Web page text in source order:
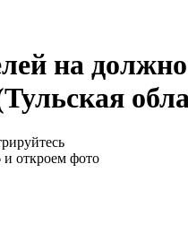
на
откроем фото